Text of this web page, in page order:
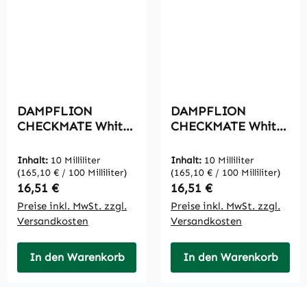
DAMPFLION
CHECKMATE White
Inhalt: 10 Milliliter
(165,10 € / 100 Milliliter)
Regulärer Preis:
16,51 €
Preise inkl. MwSt. zzgl.
Versandkosten
In den Warenkorb
DAMPFLION
CHECKMATE White
Inhalt: 10 Milliliter
(165,10 € / 100 Milliliter)
Regulärer Preis:
16,51 €
Preise inkl. MwSt. zzgl.
Versandkosten
In den Warenkorb